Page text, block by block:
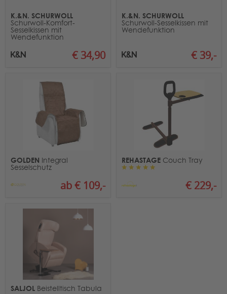
K.&N. SCHURWOLL
Schurwoll-Komfort-
Sesselkissen mit
Wendefunktion
€ 34,90
K.&N. SCHURWOLL
Schurwoll-Sesselkissen mit
Wendefunktion
€ 39,-
GOLDEN Integral
Sesselschutz
ab € 109,-
REHASTAGE Couch Tray
€ 229,-
SALJOL Beistelltisch Tabula